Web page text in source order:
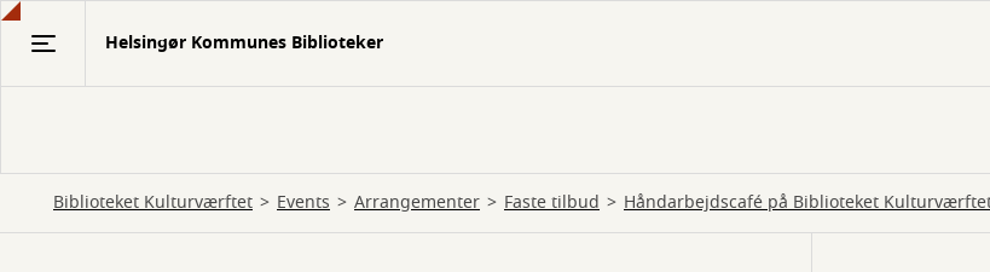
Gå
Helsingør Kommunes Biblioteker
Biblioteket Kulturværftet Events Arrangementer Faste tilbud Håndarbejdscafé på Biblioteket